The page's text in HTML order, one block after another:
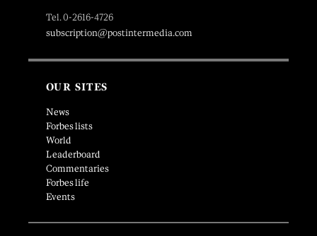
Tel. 0-2616-4726
subscription@postintermedia.com
OUR SITES
News
Forbes lists
World
Leaderboard
Commentaries
Forbes life
Events